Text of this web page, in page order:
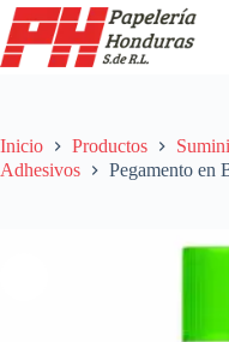
Saltar
al
contenido
Inicio Productos
Adhesivos
Pegamento en